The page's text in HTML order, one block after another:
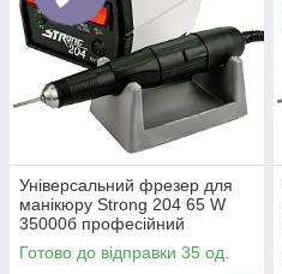
Універсальний фрезер для
манікюру Strong 204 65 W
35000б професійний
потужний апаратний манікюр
Стронг
Готово до відправки 35 од.